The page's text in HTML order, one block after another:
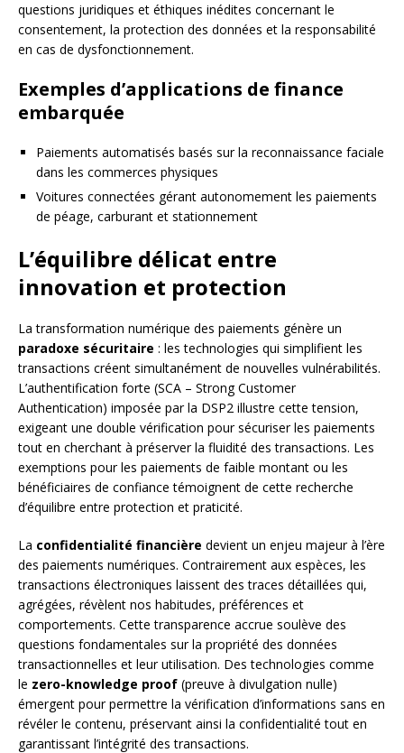
questions juridiques et éthiques inédites concernant le
consentement, la protection des données et la responsabilité
en cas de dysfonctionnement.
Exemples d’applications de finance
embarquée
Paiements automatisés basés sur la reconnaissance faciale
dans les commerces physiques
Voitures connectées gérant autonomement les paiements
de péage, carburant et stationnement
L’équilibre délicat entre
innovation et protection
La transformation numérique des paiements génère un
paradoxe sécuritaire : les technologies qui simplifient les
transactions créent simultanément de nouvelles vulnérabilités.
L’authentification forte (SCA – Strong Customer
Authentication) imposée par la DSP2 illustre cette tension,
exigeant une double vérification pour sécuriser les paiements
tout en cherchant à préserver la fluidité des transactions. Les
exemptions pour les paiements de faible montant ou les
bénéficiaires de confiance témoignent de cette recherche
d’équilibre entre protection et praticité.
La confidentialité financière devient un enjeu majeur à l’ère
des paiements numériques. Contrairement aux espèces, les
transactions électroniques laissent des traces détaillées qui,
agrégées, révèlent nos habitudes, préférences et
comportements. Cette transparence accrue soulève des
questions fondamentales sur la propriété des données
transactionnelles et leur utilisation. Des technologies comme
le zero-knowledge proof (preuve à divulgation nulle)
émergent pour permettre la vérification d’informations sans en
révéler le contenu, préservant ainsi la confidentialité tout en
garantissant l’intégrité des transactions.